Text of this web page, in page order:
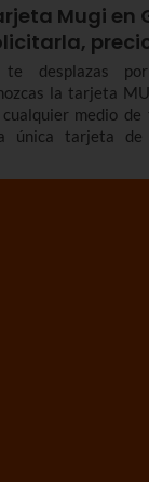
Mugi en
desplazas por
la tarjeta
medio
única tarjeta de
y dónde